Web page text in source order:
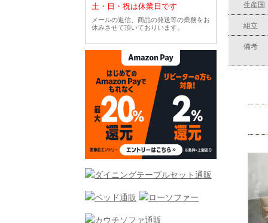
土・日・祝は休業日です
メールの返信、商品の発送等の業務をお
休みさせて頂いておりいます。
生産国
組立
備考